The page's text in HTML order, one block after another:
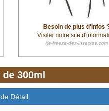
Besoin de plus d'infos
Visiter notre site
/je-freeze-des-insectes.com
300ml
Détail